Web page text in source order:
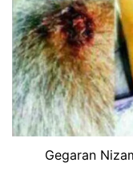
Gegaran